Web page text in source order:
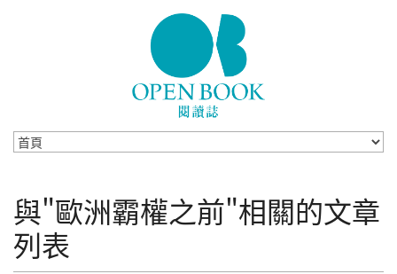
與"歐洲霸權之前"相關的文章
列表